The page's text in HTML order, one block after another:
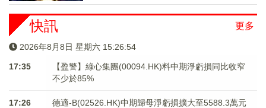
更多
快訊
2026年8月8日 星期六 15:26:54
17:35
【盈警】綠心集團(00094.HK)料中期淨虧損同比收窄
不少於85%
17:26 德適-B(02526.HK)中期歸母淨虧損擴大至5588.3萬元